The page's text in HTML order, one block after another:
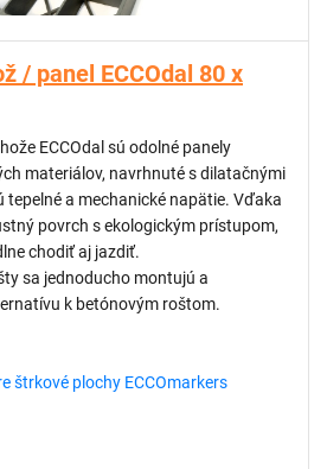
/ panel ECCOdal 80 x
ECCOdal sú odolné panely
materiálov, navrhnuté s dilatačnými
tepelné a mechanické napätie. Vďaka
povrch s ekologickým prístupom,
chodiť aj jazdiť.
sa jednoducho montujú a
k betónovým roštom.
štrkové plochy ECCOmarkers